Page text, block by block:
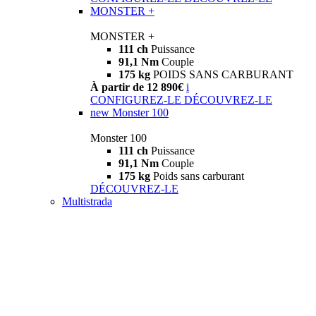
MONSTER +
MONSTER +
111 ch Puissance
91,1 Nm Couple
175 kg POIDS SANS CARBURANT
À partir de 12 890€ i
CONFIGUREZ-LE DÉCOUVREZ-LE
new Monster 100
Monster 100
111 ch Puissance
91,1 Nm Couple
175 kg Poids sans carburant
DÉCOUVREZ-LE
Multistrada